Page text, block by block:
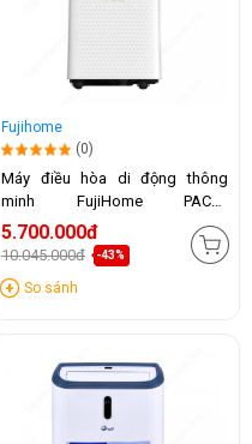
Fujihome
(0)
Máy điều hòa di động thông
minh FujiHome PAC10
(10.000BTU)
5.700.000đ
10.045.000đ -43%
So sánh